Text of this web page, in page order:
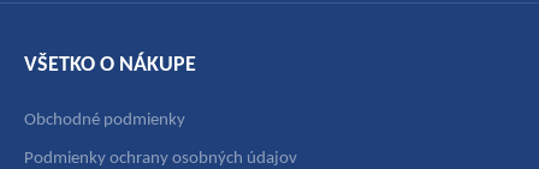
VŠETKO O NÁKUPE
Obchodné podmienky
Podmienky ochrany osobných údajov